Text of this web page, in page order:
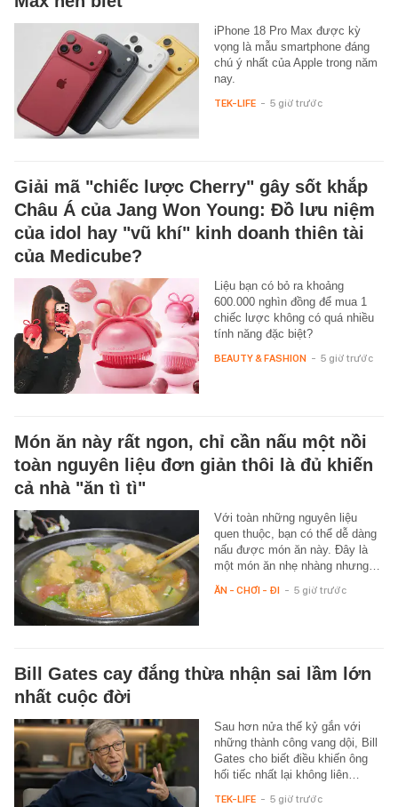
iPhone 18 Pro Max được kỳ
vọng là mẫu smartphone đáng
chú ý nhất của Apple trong năm
nay.
TEK-LIFE - 5 giờ trước
Giải mã "chiếc lược Cherry" gây sốt khắp
Châu Á của Jang Won Young: Đồ lưu niệm
của idol hay "vũ khí" kinh doanh thiên tài
của Medicube?
Liệu bạn có bỏ ra khoảng
600.000 nghìn đồng để mua 1
chiếc lược không có quá nhiều
tính năng đặc biệt?
BEAUTY & FASHION - 5 giờ trước
Món ăn này rất ngon, chỉ cần nấu một nồi
toàn nguyên liệu đơn giản thôi là đủ khiến
cả nhà "ăn tì tì"
Với toàn những nguyên liệu
quen thuộc, bạn có thể dễ dàng
nấu được món ăn này. Đây là
một món ăn nhẹ nhàng nhưng…
ĂN - CHƠI - ĐI - 5 giờ trước
Bill Gates cay đắng thừa nhận sai lầm lớn
nhất cuộc đời
Sau hơn nửa thế kỷ gắn với
những thành công vang dội, Bill
Gates cho biết điều khiến ông
hối tiếc nhất lại không liên…
TEK-LIFE - 5 giờ trước